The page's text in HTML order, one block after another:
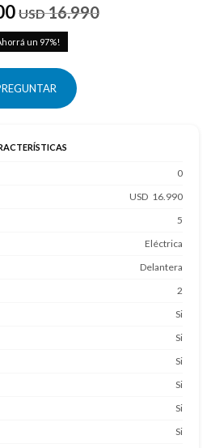
USD16.990
97
0
16.990
5
Eléctrica
Delantera
2
Si
Si
Si
Si
Si
Si